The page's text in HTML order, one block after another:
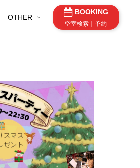
OTHER
BOOKING
空室検索｜予約